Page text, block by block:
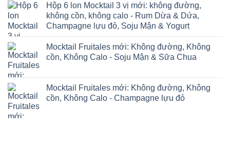
Hộp 6 lon Mocktail 3 vị mới: không đường,
không cồn, không calo - Rum Dừa & Dứa,
Champagne lựu đỏ, Soju Mận & Yogurt
Mocktail Fruitales mới: Không đường, Không
cồn, Không Calo - Soju Mận & Sữa Chua
Mocktail Fruitales mới: Không đường, Không
cồn, Không Calo - Champagne lựu đỏ